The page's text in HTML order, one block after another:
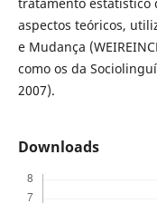
aspectos teóricos,
e Mudança
como os da
2007).
Downloads